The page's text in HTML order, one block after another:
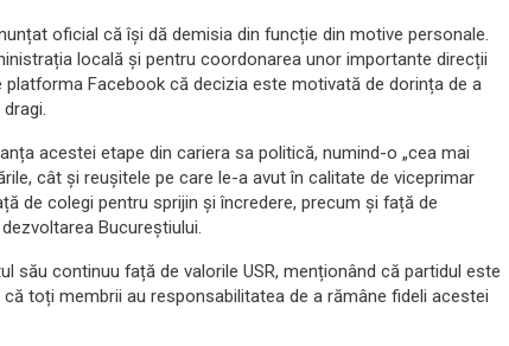
oficial că își dă demisia din funcție din motive personale.
locală și pentru coordonarea unor importante direcții
Facebook că decizia este motivată de dorința de a
acestei etape din cariera sa politică, numind-o „cea mai
cât și reușitele pe care le-a avut în calitate de viceprimar
de colegi pentru sprijin și încredere, precum și față de
Bucureștiului.
său continuu față de valorile USR, menționând că partidul este
toți membrii au responsabilitatea de a rămâne fideli acestei